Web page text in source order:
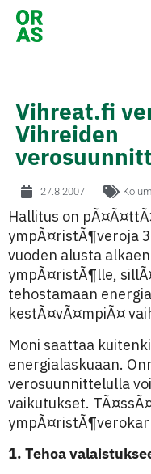
Vihreat.fi
Vihreiden
27.8.2007
Hallitus on
ympÃ¤ristÃ¶veroja
vuoden alusta
ympÃ¤ristÃ¶lle,
tehostamaan
kestÃ¤vÃ¤mpiÃ¤
Moni saattaa
energialaskuaan.
verosuunnittelulla
vaikutukset.
1. Tehoa